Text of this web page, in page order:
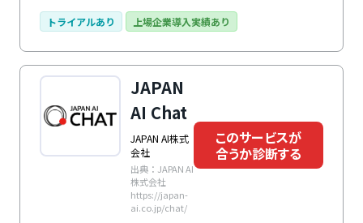
ため、社内の「わからない」を迅速に解消しやすい点が
トライアルあり 上場企業導入実績あり
JAPAN
AI Chat
JAPAN AI株式
会社
出典：JAPAN AI
株式会社
https://japan-
ai.co.jp/chat/
このサービスが
合うか診断する